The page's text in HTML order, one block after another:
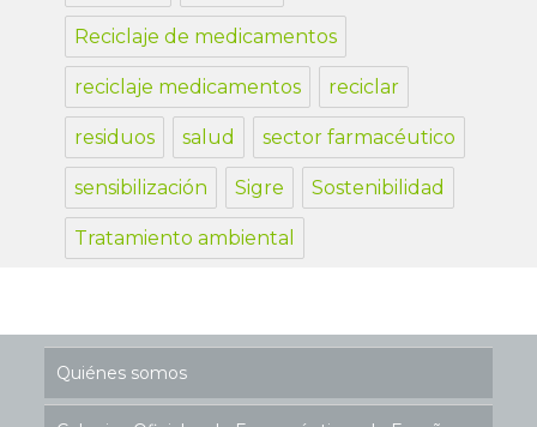
Reciclaje de medicamentos
reciclaje medicamentos reciclar
residuos salud sector farmacéutico
sensibilización Sigre Sostenibilidad
Tratamiento ambiental
Quiénes somos